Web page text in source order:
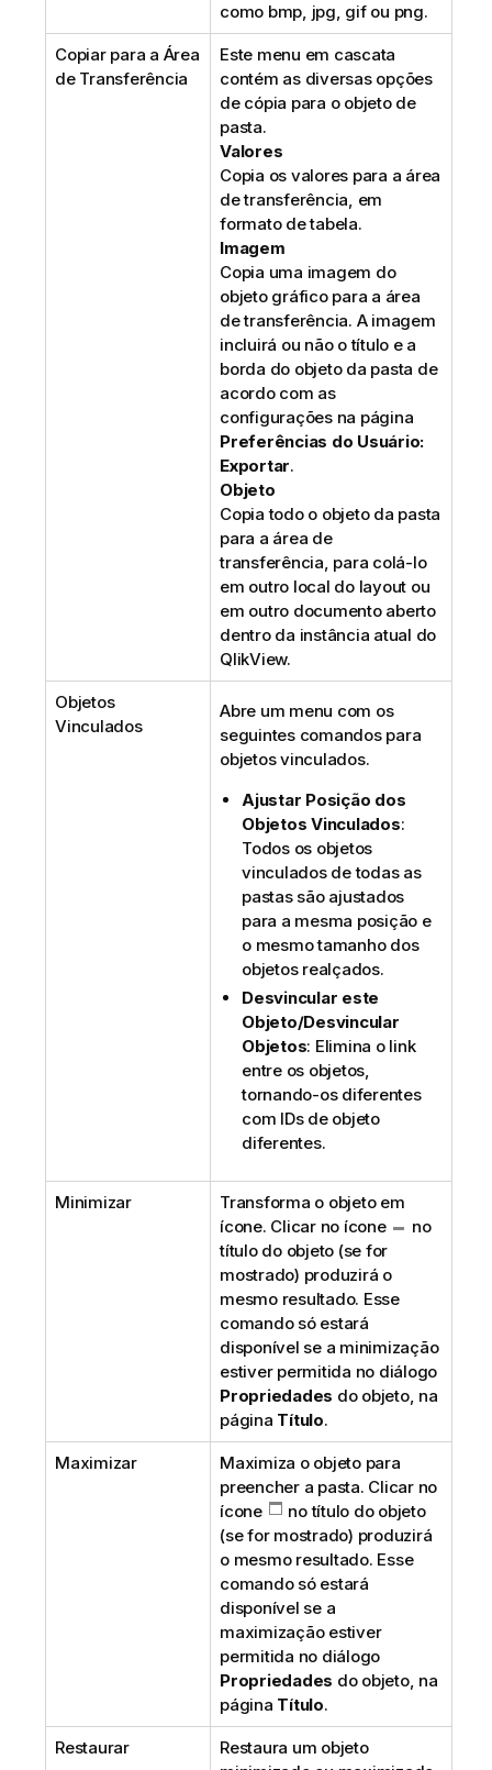
como bmp, jpg, gif ou png.
Copiar para a Área
de Transferência
Este menu em cascata
contém as diversas opções
de cópia para o objeto de
pasta.
Valores
Copia os valores para a área
de transferência, em
formato de tabela.
Imagem
Copia uma imagem do
objeto gráfico para a área
de transferência. A imagem
incluirá ou não o título e a
borda do objeto da pasta de
acordo com as
configurações na página
Preferências do Usuário:
Exportar.
Objeto
Copia todo o objeto da pasta
para a área de
transferência, para colá-lo
em outro local do layout ou
em outro documento aberto
dentro da instância atual do
QlikView.
Objetos
Vinculados
Abre um menu com os
seguintes comandos para
objetos vinculados.
Ajustar Posição dos
Objetos Vinculados:
Todos os objetos
vinculados de todas as
pastas são ajustados
para a mesma posição e
o mesmo tamanho dos
objetos realçados.
Desvincular este
Objeto/Desvincular
Objetos: Elimina o link
entre os objetos,
tornando-os diferentes
com IDs de objeto
diferentes.
Minimizar
Transforma o objeto em
ícone. Clicar no ícone
no
título do objeto (se for
mostrado) produzirá o
mesmo resultado. Esse
comando só estará
disponível se a minimização
estiver permitida no diálogo
Propriedades do objeto, na
página Título.
Maximizar
Maximiza o objeto para
preencher a pasta. Clicar no
ícone
no título do objeto
(se for mostrado) produzirá
o mesmo resultado. Esse
comando só estará
disponível se a
maximização estiver
permitida no diálogo
Propriedades do objeto, na
página Título.
Restaurar
Restaura um objeto